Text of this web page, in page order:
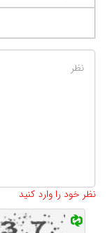
نظر خود را وارد کنید